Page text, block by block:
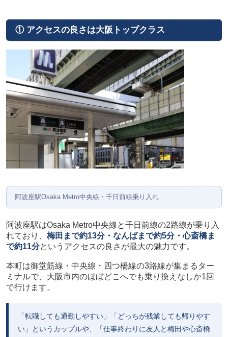
① アクセスの良さは大阪トップクラス
阿波座駅Osaka Metro中央線・千日前線乗り入れ
阿波座駅はOsaka Metro中央線と千日前線の2路線が乗り入
れており、 梅田まで約13分・なんばまで約5分・心斎橋ま
で約11分というアクセスの良さが最大の魅力です。
本町は御堂筋線・中央線・四つ橋線の3路線が集まるター
ミナルで、大阪市内のほぼどこへでも乗り換えなしか1回
で行けます。
「転職しても通勤しやすい」「どっちが残業しても帰りやす
い」というカップルや、「仕事終わりに友人と梅田や心斎橋